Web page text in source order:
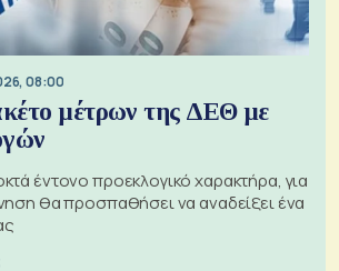
08:00
μέτρων της ΔΕΘ με
έντονο προεκλογικό χαρακτήρα, για
θα προσπαθήσει να αναδείξει ένα